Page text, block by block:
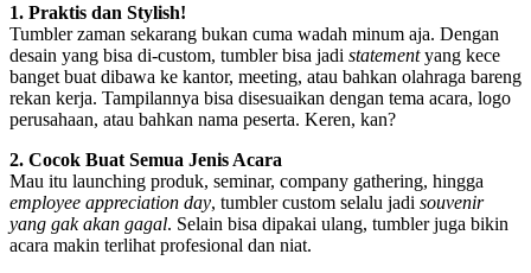
1. Praktis dan Stylish!
Tumbler zaman sekarang bukan cuma wadah minum aja. Dengan
desain yang bisa di-custom, tumbler bisa jadi statementyang kece
banget buat dibawa ke kantor, meeting, atau bahkan olahraga bareng
rekan kerja. Tampilannya bisa disesuaikan dengan tema acara, logo
perusahaan, atau bahkan nama peserta. Keren, kan?
2. Cocok Buat Semua Jenis Acara
Mau itu launching produk, seminar, company gathering, hingga
employee appreciation day, tumbler custom selalu jadi souvenir
yang gak akan gagal. Selain bisa dipakai ulang, tumbler juga bikin
acara makin terlihat profesional dan niat.